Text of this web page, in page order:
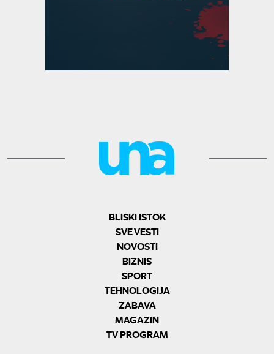
BLISKI ISTOK
SVE VESTI
NOVOSTI
BIZNIS
SPORT
TEHNOLOGIJA
ZABAVA
MAGAZIN
TV PROGRAM